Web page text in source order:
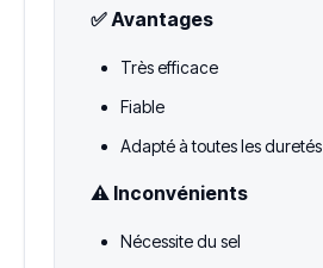
✅ Avantages
Très efficace
Fiable
Adapté à toutes les duretés
⚠️ Inconvénients
Nécessite du sel